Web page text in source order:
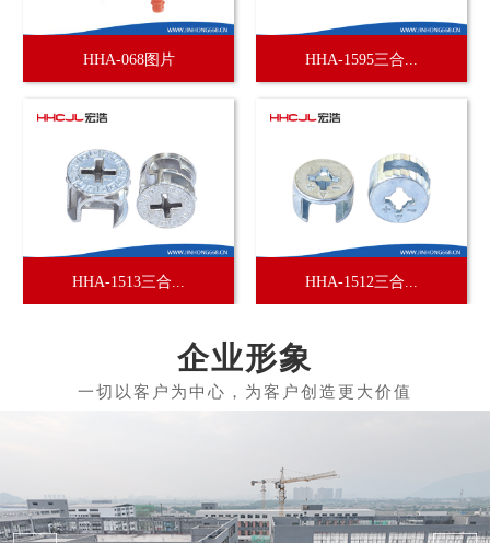
HHA-068图片 HHA-1595三合...
HHA-1513三合... HHA-1512三合...
企业形象